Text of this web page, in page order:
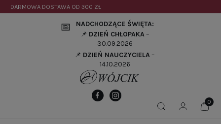
DARMOWA DOSTAWA OD 300 ZŁ
📅
NADCHODZĄCE ŚWIĘTA:
📌 DZIEŃ CHŁOPAKA–
30.09.2026
📌 DZIEŃ NAUCZYCIELA–
14.10.2026